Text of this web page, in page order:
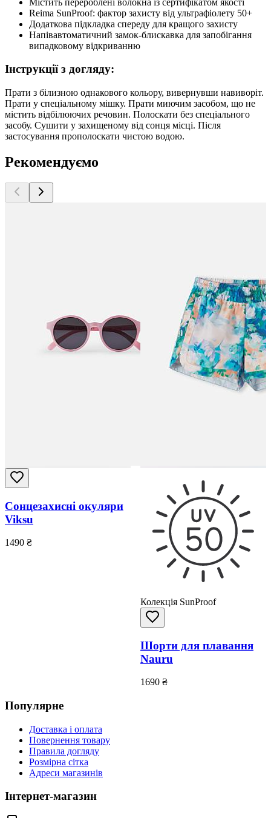
Reima SunProof: фактор захисту від ультрафіолету 50+
Додаткова підкладка спереду для кращого захисту
Напівавтоматичний замок-блискавка для запобігання
випадковому відкриванню
Інструкції з догляду:
Прати з білизною однакового кольору, вивернувши навиворіт.
Прати у спеціальному мішку. Прати миючим засобом, що не
містить відбілюючих речовин. Полоскати без спеціального
засобу. Сушити у захищеному від сонця місці. Після
застосування прополоскати чистою водою.
Рекомендуємо
Сонцезахисні окуляри
Viksu
1490 ₴
Колекція SunProof
Шорти для плавання
Nauru
1690 ₴
Популярне
Доставка і оплата
Повернення товару
Правила догляду
Розмірна сітка
Адреси магазинів
Інтернет-магазин